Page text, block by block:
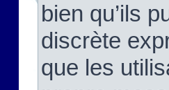
bien qu’ils
discrète
que les